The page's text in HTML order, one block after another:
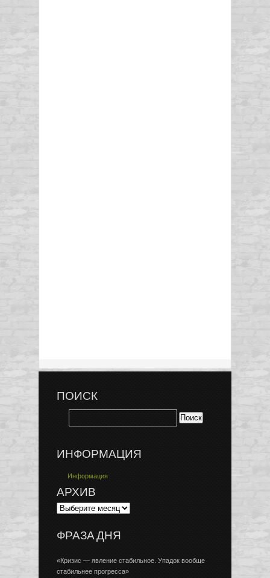
ПОИСК
ИНФОРМАЦИЯ
Информация
АРХИВ
ФРАЗА ДНЯ
«Кризис — явление стабильное. Упадок вообще
стабильнее прогресса»